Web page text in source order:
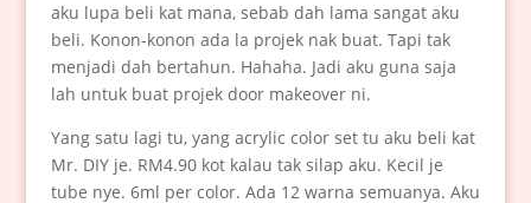
aku lupa beli kat mana, sebab dah lama sangat aku
beli. Konon-konon ada la projek nak buat. Tapi tak
menjadi dah bertahun. Hahaha. Jadi aku guna saja
lah untuk buat projek door makeover ni.
Yang satu lagi tu, yang acrylic color set tu aku beli kat
Mr. DIY je. RM4.90 kot kalau tak silap aku. Kecil je
tube nye. 6ml per color. Ada 12 warna semuanya. Aku